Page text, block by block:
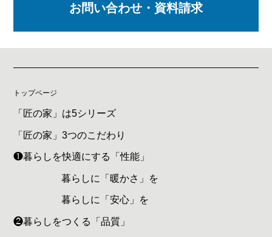
お問い合わせ・資料請求
トップページ
「匠の家」は5シリーズ
「匠の家」3つのこだわり
❶暮らしを快適にする「性能」
暮らしに「暖かさ」を
暮らしに「安心」を
❷暮らしをつくる「品質」